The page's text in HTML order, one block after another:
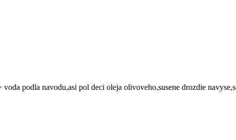
podla navodu,asi pol deci oleja olivoveho,susene drozdie